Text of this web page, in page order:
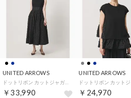
UNITED ARROWS
￥33,990
UNITED ARROWS
￥24,970